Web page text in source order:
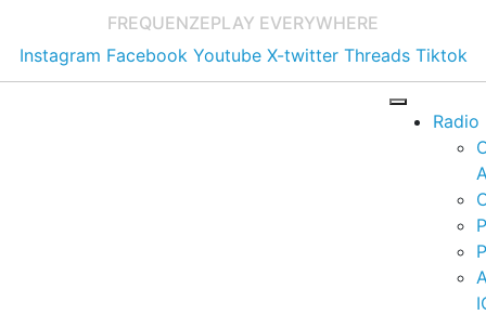
FREQUENZEPLAY EVERYWHERE
Instagram Facebook Youtube X-twitter Threads Tiktok
Radio